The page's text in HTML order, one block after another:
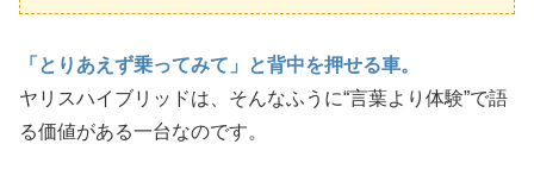
「とりあえず乗ってみて」と背中を押せる車。
ヤリスハイブリッドは、そんなふうに“言葉より体験”で語
る価値がある一台なのです。